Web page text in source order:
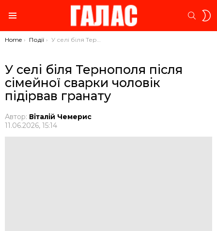
You are here:
Home Події У селі біля Тернополя після сімейної сварки чоловік підірвав гранату
У селі біля Тернополя після
сімейної сварки чоловік
підірвав гранату
Автор: Віталій Чемерис
11.06.2026, 15:14